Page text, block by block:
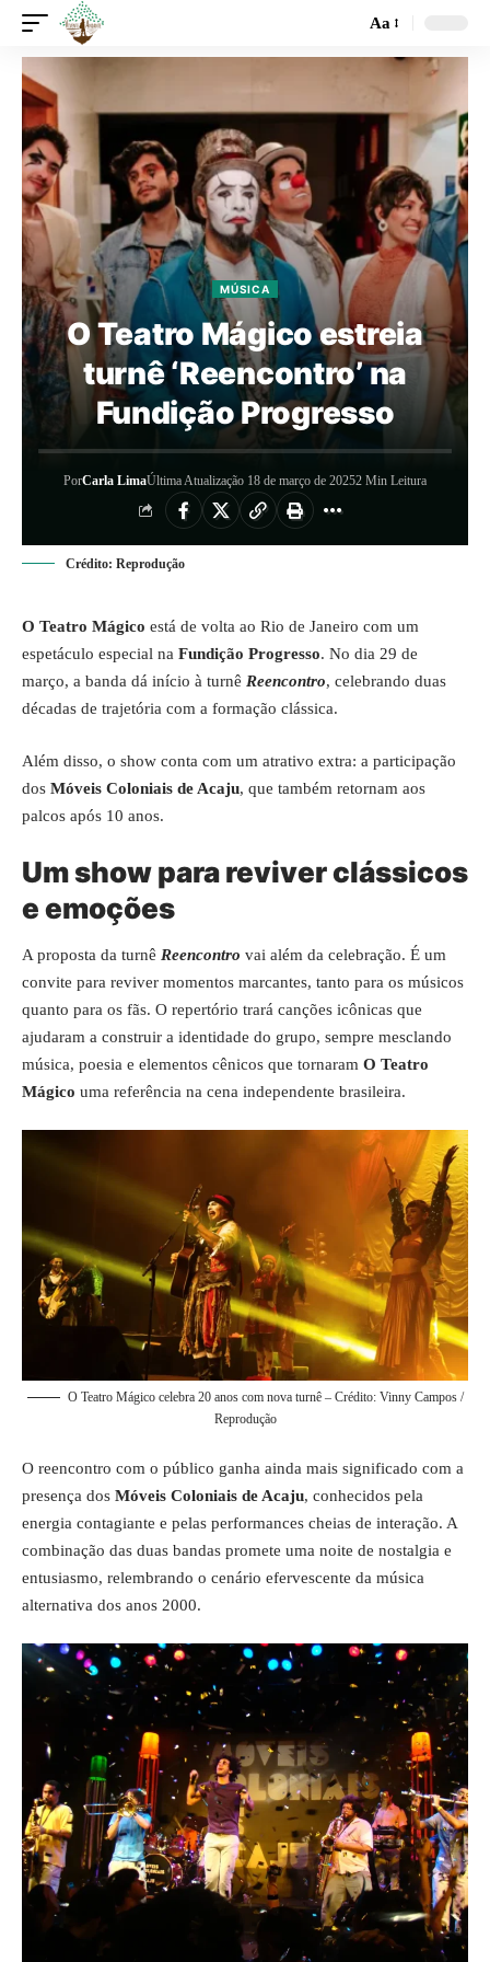
Aa
MÚSICA
O Teatro Mágico estreia
turnê ‘Reencontro’ na
Fundição Progresso
PorCarla LimaÚltima Atualização 18 de março de 20252 Min Leitura
Crédito: Reprodução
O Teatro Mágico está de volta ao Rio de Janeiro com um
espetáculo especial na Fundição Progresso. No dia 29 de
março, a banda dá início à turnê Reencontro, celebrando duas
décadas de trajetória com a formação clássica.
Além disso, o show conta com um atrativo extra: a participação
dos Móveis Coloniais de Acaju, que também retornam aos
palcos após 10 anos.
Um show para reviver clássicos
e emoções
A proposta da turnê Reencontro vai além da celebração. É um
convite para reviver momentos marcantes, tanto para os músicos
quanto para os fãs. O repertório trará canções icônicas que
ajudaram a construir a identidade do grupo, sempre mesclando
música, poesia e elementos cênicos que tornaram O Teatro
Mágico uma referência na cena independente brasileira.
O Teatro Mágico celebra 20 anos com nova turnê – Crédito: Vinny Campos /
Reprodução
O reencontro com o público ganha ainda mais significado com a
presença dos Móveis Coloniais de Acaju, conhecidos pela
energia contagiante e pelas performances cheias de interação. A
combinação das duas bandas promete uma noite de nostalgia e
entusiasmo, relembrando o cenário efervescente da música
alternativa dos anos 2000.